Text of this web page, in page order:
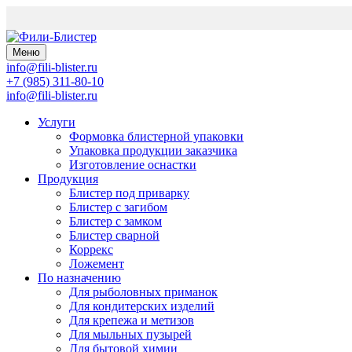
Меню
info@fili-blister.ru
+7 (985) 311-80-10
info@fili-blister.ru
Услуги
Формовка блистерной упаковки
Упаковка продукции заказчика
Изготовление оснастки
Продукция
Блистер под приварку
Блистер с загибом
Блистер с замком
Блистер сварной
Коррекс
Ложемент
По назначению
Для рыболовных приманок
Для кондитерских изделий
Для крепежа и метизов
Для мыльных пузырей
Для бытовой химии